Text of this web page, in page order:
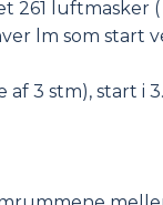
261 luftmasker
lm som start
3 stm), start i